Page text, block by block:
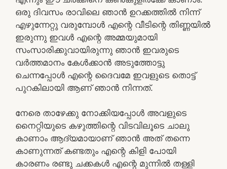
ഒരു ദിവസം രാവിലെ ഞാൻ ഉറക്കത്തിൽ നിന്ന്
എഴുന്നേറ്റു വരുമ്പോൾ എന്റെ വീടിന്റെ തിണ്ണയിൽ
ഇരുന്നു ഇവൾ എന്റെ അമ്മയുമായി
സംസാരിക്കുവായിരുന്നു ഞാൻ ഇവരുടെ
വർത്തമാനം കേൾക്കാൻ അടുത്തോട്ടു
ചെന്നപ്പോൾ എന്റെ ദൈവമേ ഇവളുടെ തൊട്ട്
പുറകിലായി ആണ് ഞാൻ നിന്നത്.
നേരെ താഴേക്കു നോക്കിയപ്പോൾ അവളുടെ
നൈറ്റിയുടെ കഴുത്തിന്റെ വിടവിലൂടെ ചാലു
കാണാം ആദ്യമായാണ് ഞാൻ അത് തന്നെ
കാണുന്നത് കണ്ടതും എന്റെ കിളി പോയി
കാരണം രണ്ടു ചക്കകൾ എന്റെ മുന്നിൽ തള്ളി